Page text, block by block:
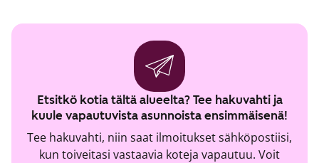
Etsitkö kotia tältä alueelta? Tee hakuvahti ja
kuule vapautuvista asunnoista ensimmäisenä!
Tee hakuvahti, niin saat ilmoitukset sähköpostiisi,
kun toiveitasi vastaavia koteja vapautuu. Voit